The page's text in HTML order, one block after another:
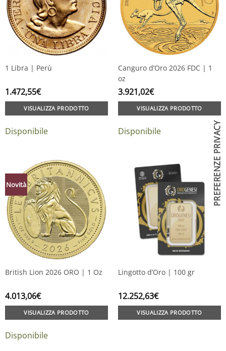
1 Libra | Perù
1.472,55€
VISUALIZZA PRODOTTO
Disponibile
Canguro d’Oro 2026 FDC | 1
oz
3.921,02€
VISUALIZZA PRODOTTO
Disponibile
Novità
British Lion 2026 ORO | 1 Oz
4.013,06€
VISUALIZZA PRODOTTO
Disponibile
Lingotto d’Oro | 100 gr
12.252,63€
VISUALIZZA PRODOTTO